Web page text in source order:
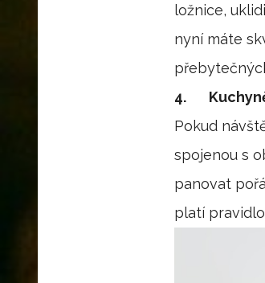
ložnice,
nyní máte
4.
Pokud
spojenou s
panovat
platí